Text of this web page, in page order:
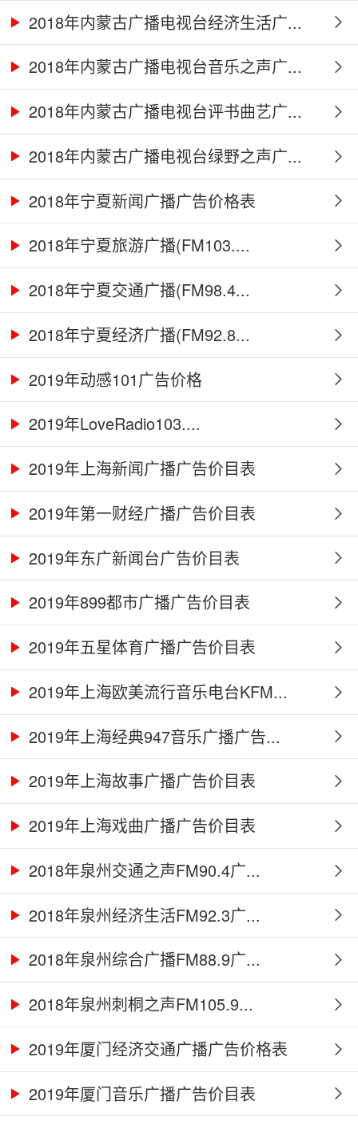
2018年内蒙古广播电视台经济生活广...
2018年内蒙古广播电视台音乐之声广...
2018年内蒙古广播电视台评书曲艺广...
2018年内蒙古广播电视台绿野之声广...
2018年宁夏新闻广播广告价格表
2018年宁夏旅游广播(FM103....
2018年宁夏交通广播(FM98.4...
2018年宁夏经济广播(FM92.8...
2019年动感101广告价格
2019年LoveRadio103....
2019年上海新闻广播广告价目表
2019年第一财经广播广告价目表
2019年东广新闻台广告价目表
2019年899都市广播广告价目表
2019年五星体育广播广告价目表
2019年上海欧美流行音乐电台KFM...
2019年上海经典947音乐广播广告...
2019年上海故事广播广告价目表
2019年上海戏曲广播广告价目表
2018年泉州交通之声FM90.4广...
2018年泉州经济生活FM92.3广...
2018年泉州综合广播FM88.9广...
2018年泉州刺桐之声FM105.9...
2019年厦门经济交通广播广告价格表
2019年厦门音乐广播广告价目表